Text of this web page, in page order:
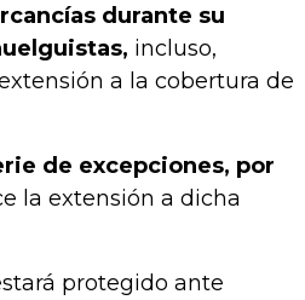
durante su
incluso,
a la cobertura de
de excepciones, por
la extensión a dicha
protegido ante